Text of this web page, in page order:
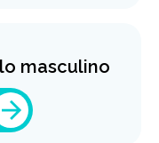
masculino